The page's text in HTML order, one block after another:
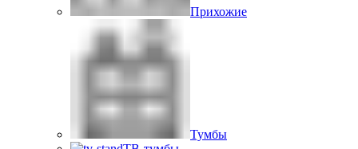
Прихожие
Тумбы